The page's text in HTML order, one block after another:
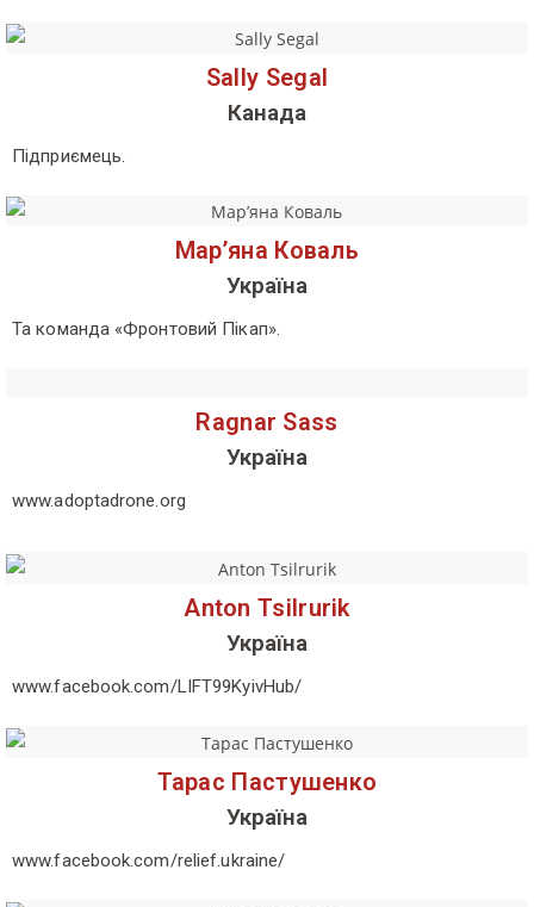
Sally Segal
Канада
Підприємець.
Мар’яна Коваль
Україна
Та команда «Фронтовий Пікап».
Ragnar Sass
Україна
www.adoptadrone.org
Аnton Tsilrurik
Україна
www.facebook.com/LIFT99KyivHub/
Тарас Пастушенко
Україна
www.facebook.com/relief.ukraine/